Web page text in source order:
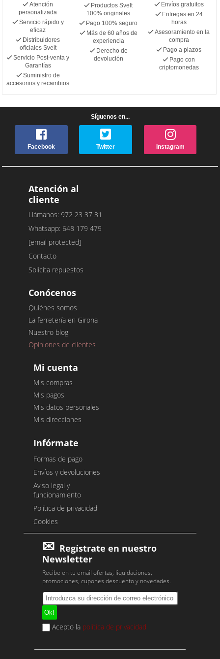
Atención
personalizada
Servicio rápido y
eficaz
Distribuidores
oficiales Svelt
Servicio Post-venta y
Garantías
Suministro de
accesorios y recambios
Productos Svelt
100% originales
Pago 100% seguro
Más de 60 años de
experiencia
Derecho de
devolución
Envíos gratuitos
Entregas en 24
horas
Asesoramiento en la
compra
Pago a plazos
Pago con
criptomonedas
Síguenos en...
Facebook Twitter Instagram
Atención al
cliente
Llámanos: 972 23 37 31
Whatsapp: 648 179 479
[email protected]
Contacto
Solicita repuestos
Conócenos
Quiénes somos
La ferretería en Girona
Nuestro blog
Opiniones de clientes
Mi cuenta
Mis compras
Mis pagos
Mis datos personales
Mis direcciones
Infórmate
Formas de pago
Envíos y devoluciones
Aviso legal y
funcionamiento
Política de privacidad
Cookies
Regístrate en nuestro
Newsletter
Recibe en tu email ofertas, liquidaciones,
promociones, cupones descuento y novedades.
Acepto la política de privacidad